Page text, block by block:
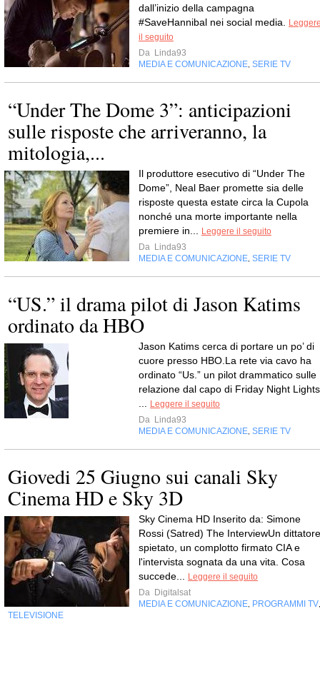
dall’inizio della campagna
#SaveHannibal nei social media.
il seguito
Da Linda93
MEDIA E COMUNICAZIONE SERIE TV
“Under The Dome 3”: anticipazioni
sulle risposte che arriveranno, la
mitologia,...
Il produttore esecutivo di “Under The
Dome”, Neal Baer promette sia delle
risposte questa estate circa la Cupola
nonché una morte importante nella
premiere in...
Leggere il seguito
Da Linda93
MEDIA E COMUNICAZIONE SERIE TV
“US.” il drama pilot di Jason Katims
ordinato da HBO
Jason Katims cerca di portare un po’ di
cuore presso HBO.La rete via cavo ha
ordinato “Us.” un pilot drammatico sulle
relazione dal capo di Friday Night Lights
Leggere il seguito
Da Linda93
MEDIA E COMUNICAZIONE SERIE TV
Giovedi 25 Giugno sui canali Sky
Cinema HD e Sky 3D
Sky Cinema HD Inserito da: Simone
Rossi (Satred) The InterviewUn dittatore
spietato, un complotto firmato CIA e
l'intervista sognata da una vita. Cosa
succede...
Leggere il seguito
Da Digitalsat
MEDIA E COMUNICAZIONE PROGRAMMI TV
TELEVISIONE